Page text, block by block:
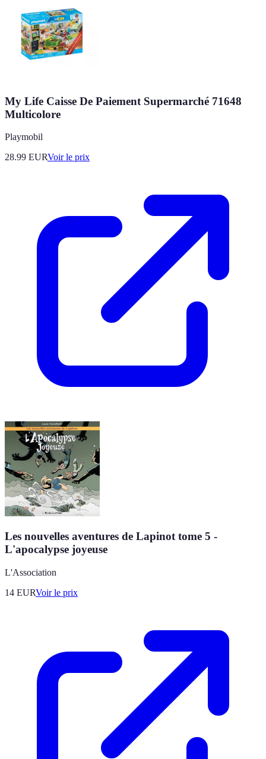
My Life Caisse De Paiement Supermarché 71648
Multicolore
Playmobil
28.99 EURVoir le prix
Les nouvelles aventures de Lapinot tome 5 -
L'apocalypse joyeuse
L'Association
14 EURVoir le prix